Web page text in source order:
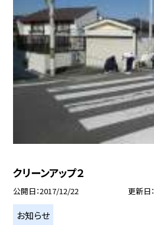
クリーンアップ２
公開日 2017/12/22 更新日
お知らせ